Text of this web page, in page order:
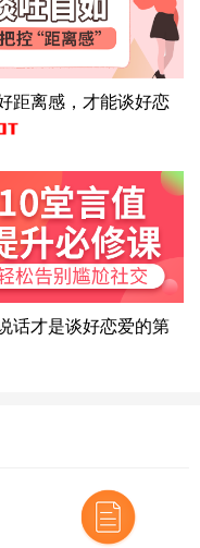
页面咨询，已获得专属情感
56分钟前
页面咨询，已获得专属情感
41分钟前
页面咨询，已获得专属情感
3分钟前
53分钟前
此页面咨询，已获得专属情
距离感，才能谈好恋
话才是谈好恋爱的第